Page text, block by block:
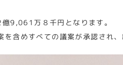
9,061万８千円となります。
含めすべての議案が承認され、